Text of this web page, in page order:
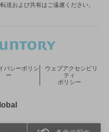
送および共有はご遠慮ください。
バシーポリシ
ー
ウェブアクセシビリ
ティ
ポリシー
新しいウィンドウで開く